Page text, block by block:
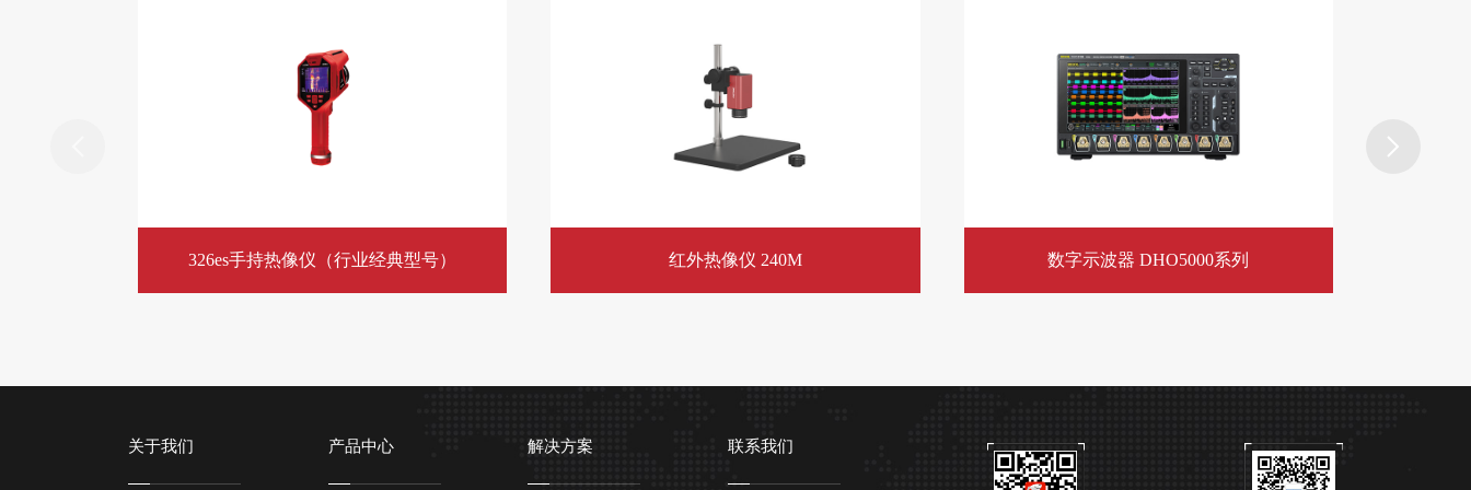
326es手持热像仪（行业经典型号） 红外热像仪 240M ​数字示波器 DHO5000系列
关于我们 产品中心 解决方案 联系我们